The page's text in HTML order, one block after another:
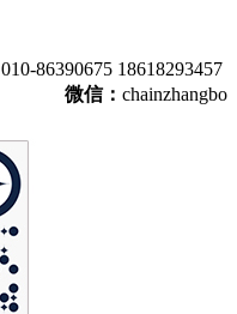
010-86390675 18618293457
微信： chainzhangbo